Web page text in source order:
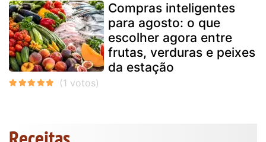
Compras inteligentes
para agosto: o que
escolher agora entre
frutas, verduras e peixes
da estação